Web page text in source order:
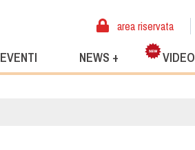
area riservata
EVENTI NEWS + VIDEO